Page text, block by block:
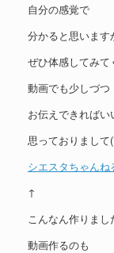
自分の感覚で
分かると思います
ぜひ体感してみ
動画でも少しづつ
お伝えできればい
思っておりまして
シエスタちゃんね
↑
こんなん作りまし
動画作るのも